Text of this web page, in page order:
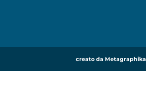
creato da Metagraphika